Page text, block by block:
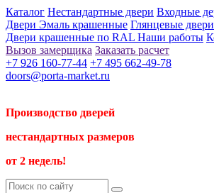
Каталог Нестандартные двери Входные
Двери Эмаль крашенные Глянцевые двери
Двери крашенные по RAL Наши работы
Вызов замерщика Заказать расчет
+7 926 160-77-44 +7 495 662-49-78
doors@porta-market.ru
Производство дверей
нестандартных размеров
от 2 недель!